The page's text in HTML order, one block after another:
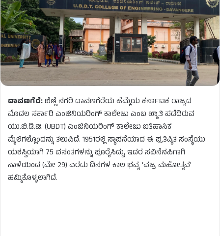
ದಾವಣಗೆರೆ:ಬೆಣ್ಣೆ ನಗರಿ ದಾವಣಗೆರೆಯ ಹೆಮ್ಮೆಯ ಕರ್ನಾಟಕ ರಾಜ್ಯದ
ಮೊದಲ ಸರ್ಕಾರಿ ಎಂಜಿನಿಯರಿಂಗ್ ಕಾಲೇಜು ಎಂಬ ಖ್ಯಾತಿ ಪಡೆದಿರುವ
ಯು.ಬಿ.ಡಿ.ಟಿ. (UBDT) ಎಂಜಿನಿಯರಿಂಗ್ ಕಾಲೇಜು ಐತಿಹಾಸಿಕ
ಮೈಲಿಗಲ್ಲೊಂದನ್ನು ತಲುಪಿದೆ. 1951ರಲ್ಲಿ ಸ್ಥಾಪನೆಯಾದ ಈ ಪ್ರತಿಷ್ಠಿತ ಸಂಸ್ಥೆಯು
ಯಶಸ್ವಿಯಾಗಿ 75 ವಸಂತಗಳನ್ನು ಪೂರೈಸಿದ್ದು, ಇದರ ಸವಿನೆನಪಿಗಾಗಿ
ನಾಳೆಯಿಂದ (ಮೇ 29) ಎರಡು ದಿನಗಳ ಕಾಲ ಭವ್ಯ ‘ವಜ್ರ ಮಹೋತ್ಸವ’
ಹಮ್ಮಿಕೊಳ್ಳಲಾಗಿದೆ.